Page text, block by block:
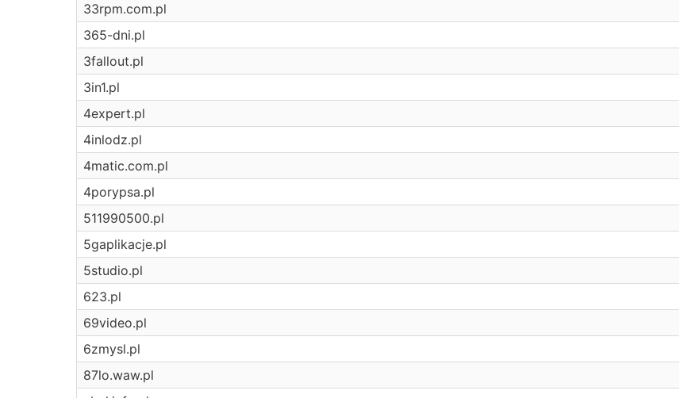
33rpm.com.pl
365-dni.pl
3fallout.pl
3in1.pl
4expert.pl
4inlodz.pl
4matic.com.pl
4porypsa.pl
511990500.pl
5gaplikacje.pl
5studio.pl
623.pl
69video.pl
6zmysl.pl
87lo.waw.pl